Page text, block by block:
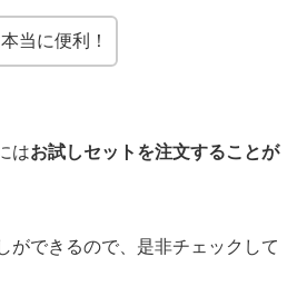
当に便利！
はお試しセットを注文することが
ができるので、是非チェックして